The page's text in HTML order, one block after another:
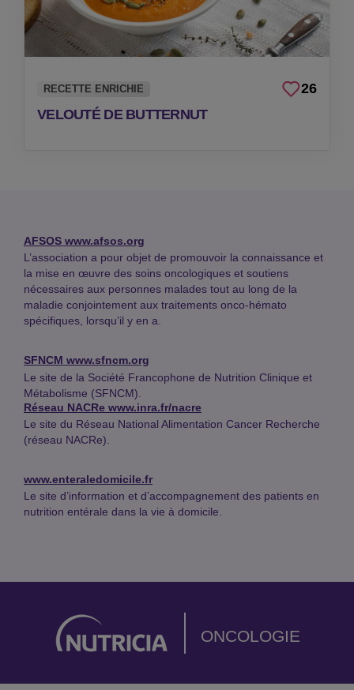
RECETTE ENRICHIE
26
VELOUTÉ DE BUTTERNUT
AFSOS www.afsos.org
L’association a pour objet de promouvoir la connaissance et
la mise en œuvre des soins oncologiques et soutiens
nécessaires aux personnes malades tout au long de la
maladie conjointement aux traitements onco-hémato
spécifiques, lorsqu’il y en a.
SFNCM www.sfncm.org
Le site de la Société Francophone de Nutrition Clinique et
Métabolisme (SFNCM).
Réseau NACRe www.inra.fr/nacre
Le site du Réseau National Alimentation Cancer Recherche
(réseau NACRe).
www.enteraledomicile.fr
Le site d’information et d’accompagnement des patients en
nutrition entérale dans la vie à domicile.
ONCOLOGIE